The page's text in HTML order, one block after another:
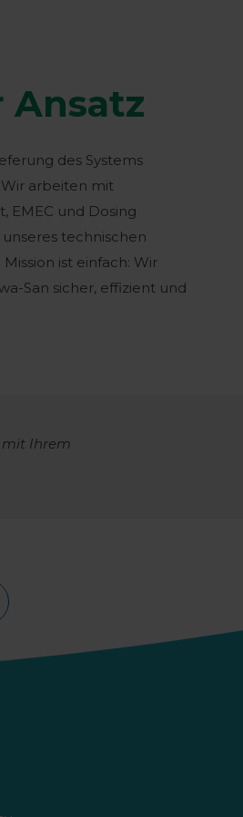
Ansatz
des Systems
arbeiten mit
EMEC und Dosing
technischen
ist einfach: Wir
San sicher, effizient und
mit Ihrem